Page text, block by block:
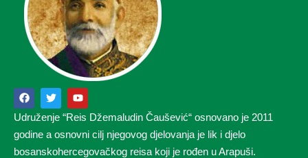
Udruženje “Reis Džemaludin Čaušević“ osnovano je 2011
godine a osnovni cilj njegovog djelovanja je lik i djelo
bosanskohercegovačkog reisa koji je rođen u Arapuši.